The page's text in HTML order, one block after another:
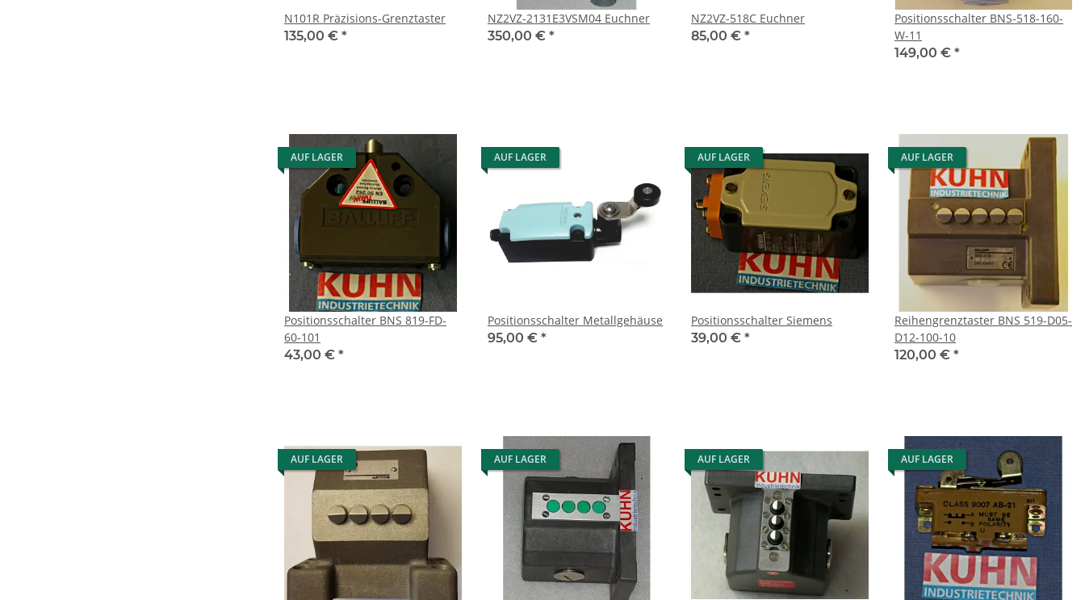
N101R Präzisions-Grenztaster
135,00 € *
NZ2VZ-2131E3VSM04 Euchner
350,00 € *
NZ2VZ-518C Euchner
85,00 € *
Positionsschalter BNS-518-160-
W-11
149,00 € *
AUF LAGER
Positionsschalter BNS 819-FD-
60-101
43,00 € *
AUF LAGER
Positionsschalter Metallgehäuse
95,00 € *
AUF LAGER
Positionsschalter Siemens
39,00 € *
AUF LAGER
Reihengrenztaster BNS 519-D05-
D12-100-10
120,00 € *
AUF LAGER AUF LAGER AUF LAGER AUF LAGER